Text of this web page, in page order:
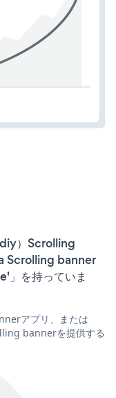
）Scrolling
Scrolling banner
」を持っていま
アプリ、または
bannerを提供する